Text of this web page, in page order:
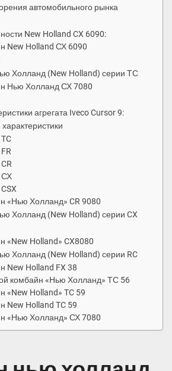
автомобильного рынка
New Holland CX 6090:
New Holland СХ 6090
Холланд (New Holland) серии ТС
Нью Холланд СХ 7080
агрегата Iveco Cursor 9:
СХ
«Нью Холланд» CR 9080
Холланд (New Holland) серии CX
«New Holland» CX8080
Холланд (New Holland) серии RC
New Holland FX 38
комбайн «Нью Холланд» ТС 56
«New Holland» TC 59
New Holland TC 59
«Нью Холланд» СХ 7080